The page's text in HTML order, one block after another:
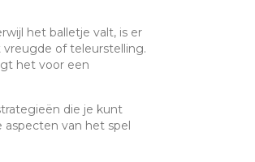
het balletje valt, is er
of teleurstelling.
het voor een
die je kunt
van het spel